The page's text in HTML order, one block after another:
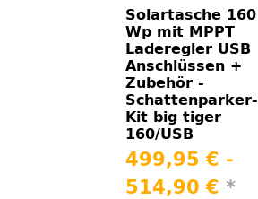
Solartasche 160
Wp mit MPPT
Laderegler USB
Anschlüssen +
Zubehör -
Schattenparker-
Kit big tiger
160/USB
499,95 € -
514,90 € *